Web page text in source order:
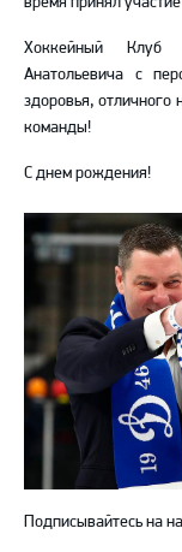
Хоккейный Клуб
Анатольевича с
здоровья, отличного
команды!
С днем рождения!
Подписывайтесь на